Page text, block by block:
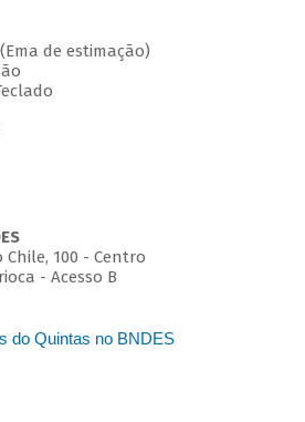
de estimação)
100 - Centro
- Acesso B
do Quintas no BNDES